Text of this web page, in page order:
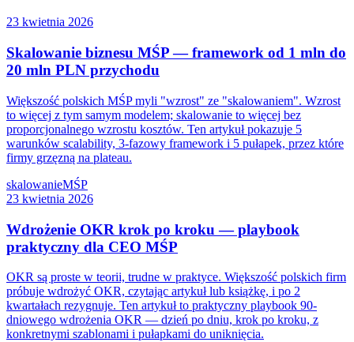
23 kwietnia 2026
Skalowanie biznesu MŚP — framework od 1 mln do
20 mln PLN przychodu
Większość polskich MŚP myli "wzrost" ze "skalowaniem". Wzrost
to więcej z tym samym modelem; skalowanie to więcej bez
proporcjonalnego wzrostu kosztów. Ten artykuł pokazuje 5
warunków scalability, 3-fazowy framework i 5 pułapek, przez które
firmy grzęzną na plateau.
skalowanieMŚP
23 kwietnia 2026
Wdrożenie OKR krok po kroku — playbook
praktyczny dla CEO MŚP
OKR są proste w teorii, trudne w praktyce. Większość polskich firm
próbuje wdrożyć OKR, czytając artykuł lub książkę, i po 2
kwartałach rezygnuje. Ten artykuł to praktyczny playbook 90-
dniowego wdrożenia OKR — dzień po dniu, krok po kroku, z
konkretnymi szablonami i pułapkami do uniknięcia.